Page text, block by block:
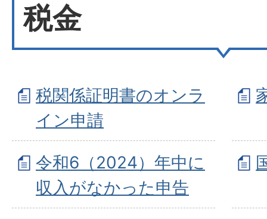
税金
税関係証明書のオンラ
イン申請
令和6（2024）年中に
収入がなかった申告